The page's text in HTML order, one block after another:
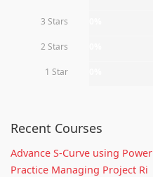
3 Stars
2 Stars
1 Star
Recent Courses
Advance S-Curve using Power
Practice Managing Project Ri